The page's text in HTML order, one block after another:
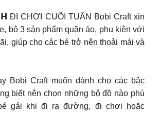
CHƠI CUỐI TUẦN Bobi Craft xin
bộ 3 sản phẩm quần áo, phụ kiện với
giúp cho các bé trở nên thoải mái và
Bobi Craft muốn dành cho các bậc
biết nên chọn những bộ đồ nào phù
gái khi đi ra đường, đi chơi hoặc